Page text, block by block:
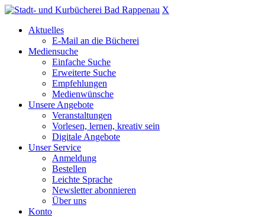
X
Aktuelles
E-Mail an die Bücherei
Mediensuche
Einfache Suche
Erweiterte Suche
Empfehlungen
Medienwünsche
Unsere Angebote
Veranstaltungen
Vorlesen, lernen, kreativ sein
Digitale Angebote
Unser Service
Anmeldung
Bestellen
Leichte Sprache
Newsletter abonnieren
Über uns
Konto